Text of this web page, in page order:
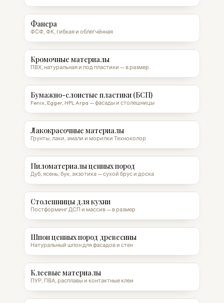
Фанера
ФСФ, ФК, гибкая и облегчённая
Кромочные материалы
ПВХ, натуральная и под пластики — в размер
Бумажно-слоистые пластики (БСП)
Fenix, Egger, HPL Arpa — фасады и столешницы
Лакокрасочные материалы
Грунты, лаки, эмали и морилки Техноколор
Пиломатериалы ценных пород
Дуб, ясень, бук, экзотика — сухой брус и доска
Столешницы для кухни
Постформинг ДСП и массив — в размер
Шпон ценных пород древесины
Натуральный шпон для фасадов и стен
Клеевые материалы
ПУР, ПВА, расплавы и контактные клеи